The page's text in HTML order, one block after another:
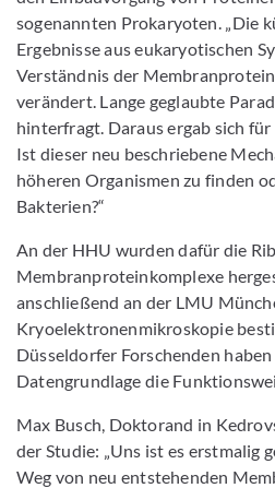
sogenannten Prokaryoten. „Die
Ergebnisse aus eukaryotischen
Verständnis der
verändert. Lange geglaubte
hinterfragt. Daraus ergab sich
Ist dieser neu beschriebene
höheren Organismen zu finden
Bakterien?“
An der HHU wurden dafür die
Membranproteinkomplexe
anschließend an der LMU
Kryoelektronenmikroskopie
Düsseldorfer Forschenden
Datengrundlage die
Max Busch, Doktorand in
der Studie: „Uns ist es erstmalig
Weg von neu entstehenden